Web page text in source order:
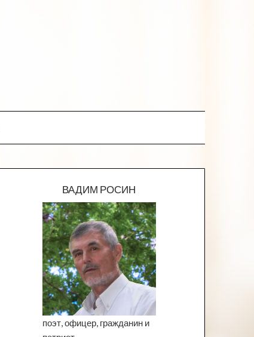
ВАДИМ РОСИН
поэт, офицер, гражданин и